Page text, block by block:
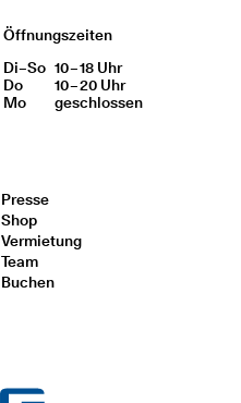
Öffnungszeiten
WochentagÖffnungszeiten
Di–So 10 – 18 Uhr
Do
10 – 20 Uhr
Mo
geschlos­sen
Presse
Shop
Vermietung
Team
Buchen